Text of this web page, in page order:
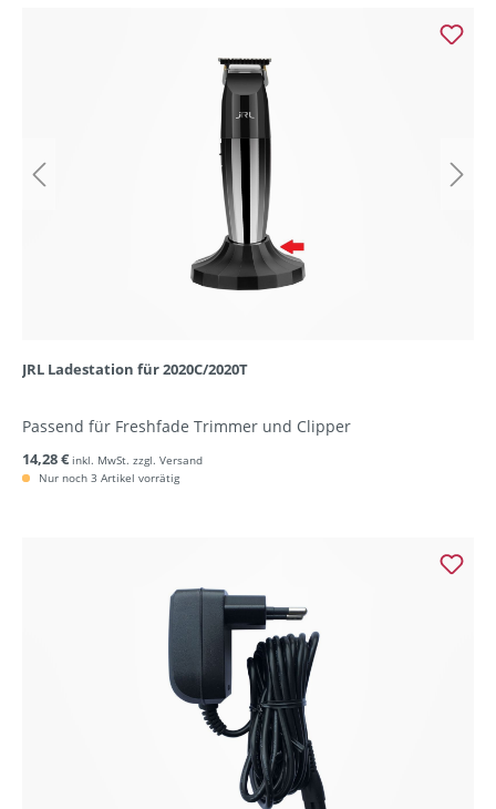
JRL Ladestation für 2020C/2020T
Passend für Freshfade Trimmer und Clipper
14,28 € inkl. MwSt. zzgl. Versand
Nur noch 3 Artikel vorrätig